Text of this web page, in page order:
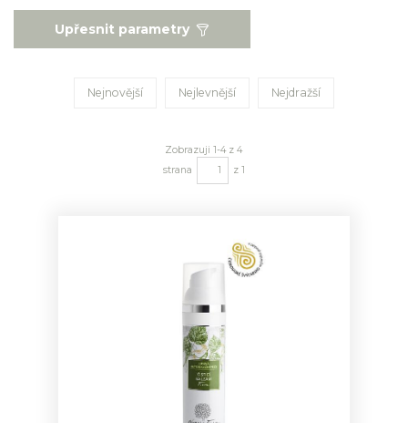
Upřesnit parametry
Nejnovější Nejlevnější Nejdražší
Zobrazuji 1-4 z 4
strana
z 1